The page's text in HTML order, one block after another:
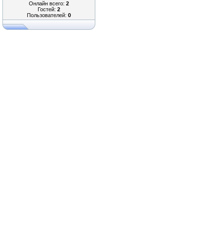
Онлайн всего: 2
Гостей: 2
Пользователей: 0